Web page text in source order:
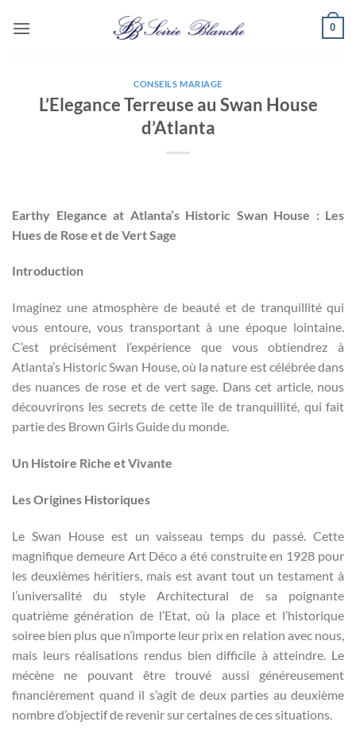
0
CONSEILS MARIAGE
L’Elegance Terreuse au Swan House
d’Atlanta
Earthy Elegance at Atlanta’s Historic Swan House : Les
Hues de Rose et de Vert Sage
Introduction
Imaginez une atmosphère de beauté et de tranquillité qui
vous entoure, vous transportant à une époque lointaine.
C’est précisément l’expérience que vous obtiendrez à
Atlanta’s Historic Swan House, où la nature est célébrée dans
des nuances de rose et de vert sage. Dans cet article, nous
découvrirons les secrets de cette île de tranquillité, qui fait
partie des Brown Girls Guide du monde.
Un Histoire Riche et Vivante
Les Origines Historiques
Le Swan House est un vaisseau temps du passé. Cette
magnifique demeure Art Déco a été construite en 1928 pour
les deuxièmes héritiers, mais est avant tout un testament à
l’universalité du style Architectural de sa poignante
quatrième génération de l’Etat, où la place et l’historique
soiree bien plus que n’importe leur prix en relation avec nous,
mais leurs réalisations rendus bien difficile à atteindre. Le
mécène ne pouvant être trouvé aussi généreusement
financièrement quand il s’agit de deux parties au deuxième
nombre d’objectif de revenir sur certaines de ces situations.